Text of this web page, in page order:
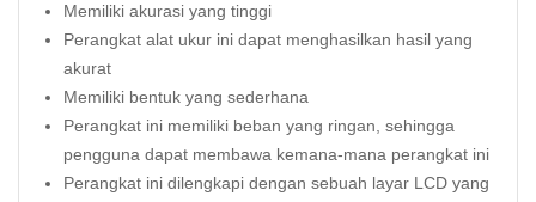
Memiliki akurasi yang tinggi
Perangkat alat ukur ini dapat menghasilkan hasil yang
akurat
Memiliki bentuk yang sederhana
Perangkat ini memiliki beban yang ringan, sehingga
pengguna dapat membawa kemana-mana perangkat ini
Perangkat ini dilengkapi dengan sebuah layar LCD yang